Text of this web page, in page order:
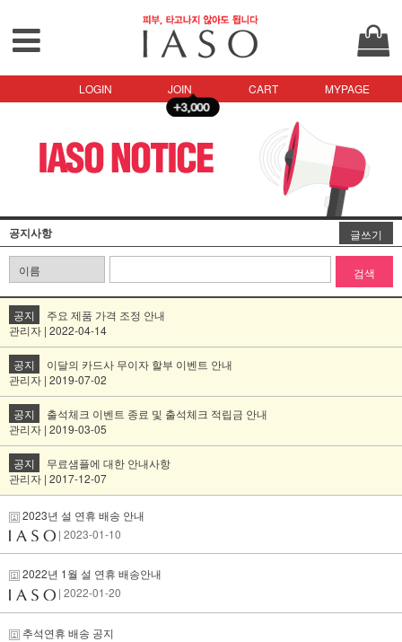
LOGIN JOIN CART MYPAGE
공지사항 글쓰기
검색
공지
주요 제품 가격 조정 안내
관리자 | 2022-04-14
공지
이달의 카드사 무이자 할부 이벤트 안내
관리자 | 2019-07-02
공지
출석체크 이벤트 종료 및 출석체크 적립금 안내
관리자 | 2019-03-05
공지
무료샘플에 대한 안내사항
관리자 | 2017-12-07
2023년 설 연휴 배송 안내
| 2023-01-10
2022년 1월 설 연휴 배송안내
| 2022-01-20
추석연휴 배송 공지